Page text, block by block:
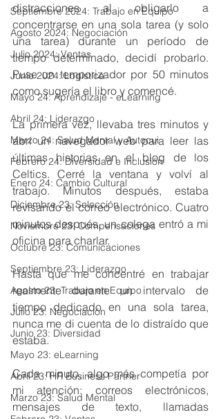
Septiembre 2024: Trabajo en Equipo
Agosto 2024: Negociación
Julio 2024: Ventas
Junio 2024: Logística
Mayo 24: Aprendizaje - eLearning
Abril 24: Liderazgo
Marzo 24: Salud Mental y Autocui
Febrero 24: Diversidad e Inclusión
Enero 24: Cambio Cultural
Diciembre 23: Selección
Noviembre 23: Compensaciones
Octubre 23: Comunicaciones
Septiembre 23: Liderazgo
Agosto 23: Trabajo en Equipo
Julio 23: Negociación
Junio 23: Diversidad
Mayo 23: eLearning
Abril 23: HR Business Partner
Marzo 23: Salud Mental
distracciones al obligarlo a
concentrarse en una sola tarea (y solo
una tarea) durante un período de
tiempo determinado, decidí probarlo.
Puse un temporizador por 50 minutos
como sugería el libro y comencé.
La primera vez, llevaba tres minutos y
abrí un navegador web para leer las
últimas historias en el blog de los
Celtics. Cerré la ventana y volví al
trabajo. Minutos después, estaba
revisando el correo electrónico. Cuatro
minutos después, un colega entró a mi
oficina para charlar.
Hasta que me concentré en trabajar
realmente durante un intervalo de
tiempo dedicado en una sola tarea,
nunca me di cuenta de lo distraído que
estaba.
Cada minuto, algo más competía por
mi atención: correos electrónicos,
mensajes de texto, llamadas